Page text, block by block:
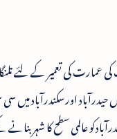
عمارت کی تعمیر کے لئے
اورسکندرآباد
عالمی سطح کا شہر